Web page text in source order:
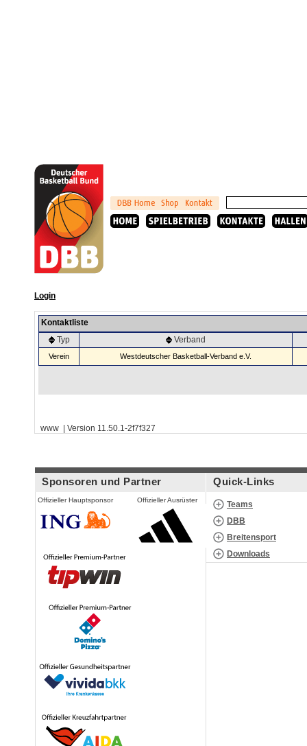
Login
Kontaktliste
Typ
Verband
Verein Westdeutscher Basketball-Verband e.V.
www | Version 11.50.1-2f7f327
Sponsoren und Partner
Offizieller Hauptsponsor Offizieller Ausrüster
Quick-Links
Teams
DBB
Breitensport
Downloads